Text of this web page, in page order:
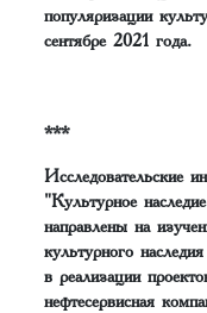
популяризации
сентябре 2021 года.
***
Исследовательские
"Культурное
направлены на
культурного
в реализации
нефтесервисная